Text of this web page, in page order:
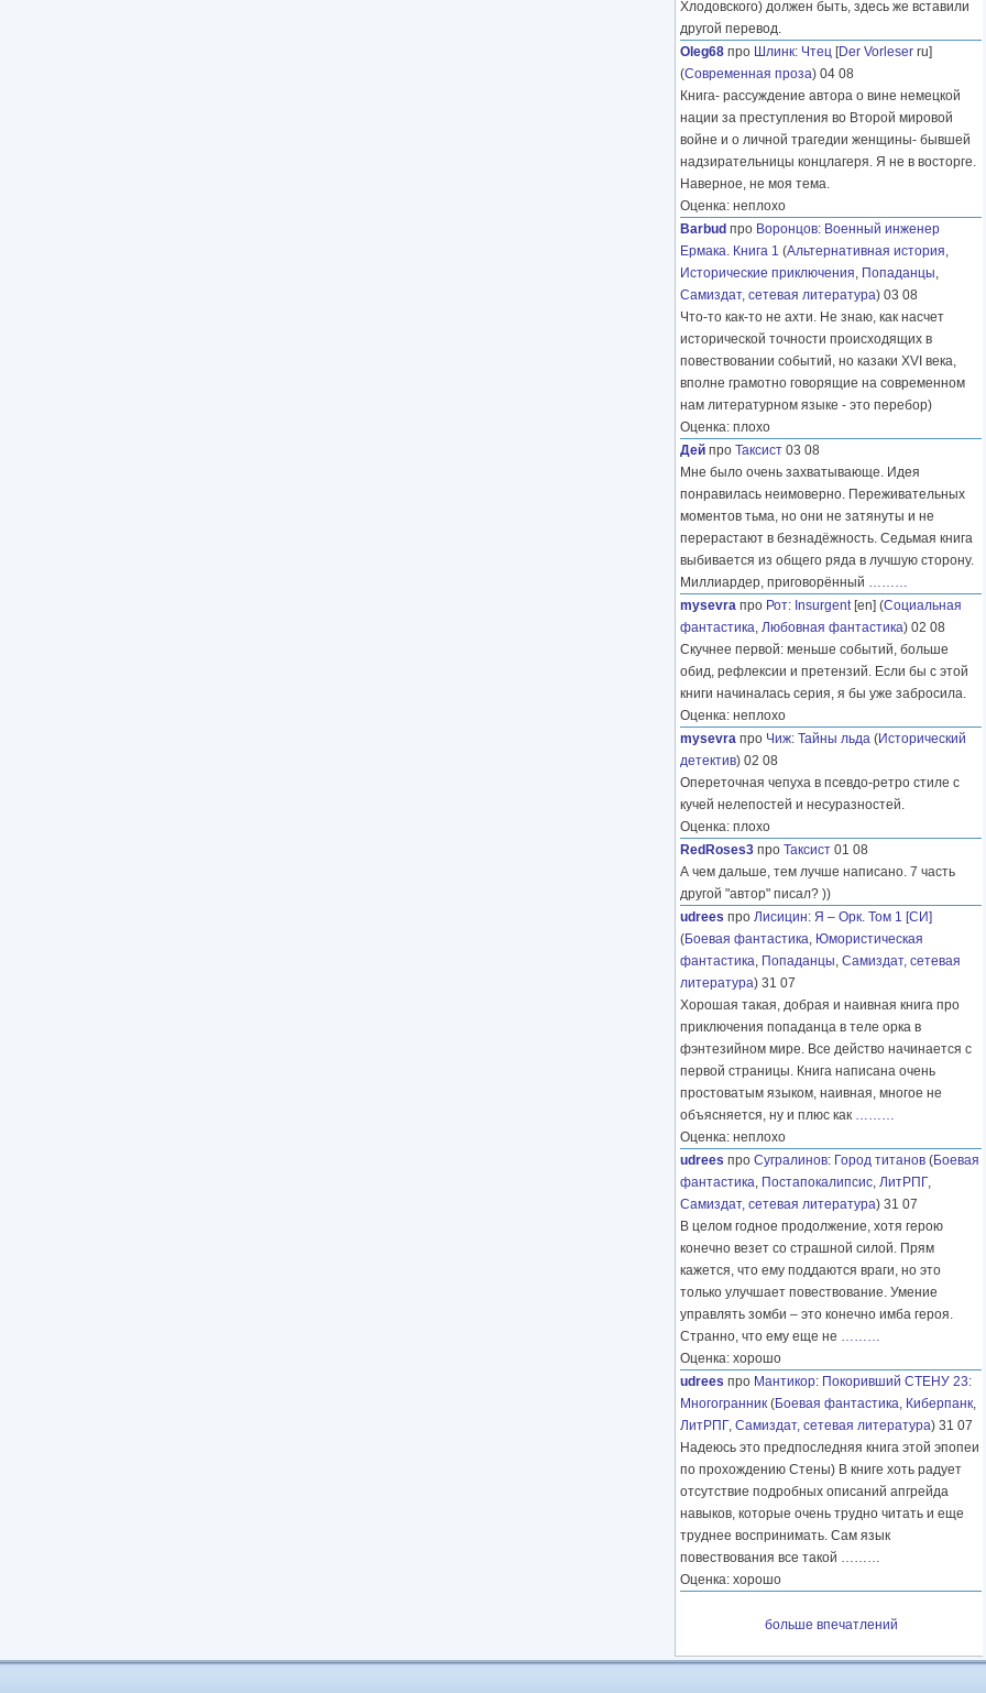
Хлодовского) должен быть, здесь же вставили
другой перевод.
Oleg68 про Шлинк: Чтец [Der Vorleser ru]
(Современная проза) 04 08
Книга- рассуждение автора о вине немецкой
нации за преступления во Второй мировой
войне и о личной трагедии женщины- бывшей
надзирательницы концлагеря. Я не в восторге.
Наверное, не моя тема.
Оценка: неплохо
Barbud про Воронцов: Военный инженер
Ермака. Книга 1 (Альтернативная история,
Исторические приключения, Попаданцы,
Самиздат, сетевая литература) 03 08
Что-то как-то не ахти. Не знаю, как насчет
исторической точности происходящих в
повествовании событий, но казаки XVI века,
вполне грамотно говорящие на современном
нам литературном языке - это перебор)
Оценка: плохо
Дей про Таксист 03 08
Мне было очень захватывающе. Идея
понравилась неимоверно. Переживательных
моментов тьма, но они не затянуты и не
перерастают в безнадёжность. Седьмая книга
выбивается из общего ряда в лучшую сторону.
Миллиардер, приговорённый ………
mysevra про Рот: Insurgent[en] (Социальная
фантастика, Любовная фантастика) 02 08
Скучнее первой: меньше событий, больше
обид, рефлексии и претензий. Если бы с этой
книги начиналась серия, я бы уже забросила.
Оценка: неплохо
mysevra про Чиж: Тайны льда (Исторический
детектив) 02 08
Опереточная чепуха в псевдо-ретро стиле с
кучей нелепостей и несуразностей.
Оценка: плохо
RedRoses3 про Таксист 01 08
А чем дальше, тем лучше написано. 7 часть
другой "автор" писал? ))
udrees про Лисицин: Я – Орк. Том 1 [СИ]
(Боевая фантастика, Юмористическая
фантастика, Попаданцы, Самиздат, сетевая
литература) 31 07
Хорошая такая, добрая и наивная книга про
приключения попаданца в теле орка в
фэнтезийном мире. Все действо начинается с
первой страницы. Книга написана очень
простоватым языком, наивная, многое не
объясняется, ну и плюс как ………
Оценка: неплохо
udrees про Сугралинов: Город титанов (Боевая
фантастика, Постапокалипсис, ЛитРПГ,
Самиздат, сетевая литература) 31 07
В целом годное продолжение, хотя герою
конечно везет со страшной силой. Прям
кажется, что ему поддаются враги, но это
только улучшает повествование. Умение
управлять зомби – это конечно имба героя.
Странно, что ему еще не ………
Оценка: хорошо
udrees про Мантикор: Покоривший СТЕНУ 23:
Многогранник (Боевая фантастика, Киберпанк,
ЛитРПГ, Самиздат, сетевая литература) 31 07
Надеюсь это предпоследняя книга этой эпопеи
по прохождению Стены) В книге хоть радует
отсутствие подробных описаний апгрейда
навыков, которые очень трудно читать и еще
труднее воспринимать. Сам язык
повествования все такой ………
Оценка: хорошо
больше впечатлений